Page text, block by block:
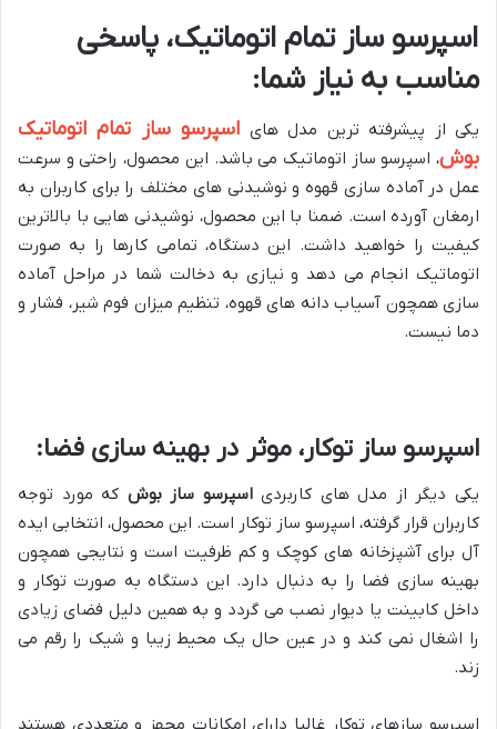
اسپرسو ساز تمام اتوماتیک، پاسخی
مناسب به نیاز شما:
یکی از پیشرفته ترین مدل های اسپرسو ساز تمام اتوماتیک
بوش، اسپرسو ساز اتوماتیک می باشد. این محصول، راحتی و سرعت
عمل در آماده سازی قهوه و نوشیدنی های مختلف را برای کاربران به
ارمغان آورده است. ضمنا با این محصول، نوشیدنی هایی با بالاترین
کیفیت را خواهید داشت. این دستگاه، تمامی کارها را به صورت
اتوماتیک انجام می دهد و نیازی به دخالت شما در مراحل آماده
سازی همچون آسیاب دانه های قهوه، تنظیم میزان فوم شیر، فشار و
دما نیست.
اسپرسو ساز توکار، موثر در بهینه سازی فضا:
یکی دیگر از مدل های کاربردیاسپرسو ساز بوش که مورد توجه
کاربران قرار گرفته، اسپرسو ساز توکار است. این محصول، انتخابی ایده
آل برای آشپزخانه های کوچک و کم ظرفیت است و نتایجی همچون
بهینه سازی فضا را به دنبال دارد. این دستگاه به صورت توکار و
داخل کابینت یا دیوار نصب می گردد و به همین دلیل فضای زیادی
را اشغال نمی کند و در عین حال یک محیط زیبا و شیک را رقم می
زند.
اسپرسو سازهای توکار غالبا دارای امکانات مجهز و متعددی هستند